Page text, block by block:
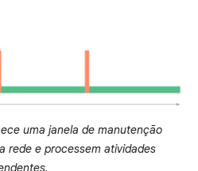
uma janela de manutenção
rede e processem atividades